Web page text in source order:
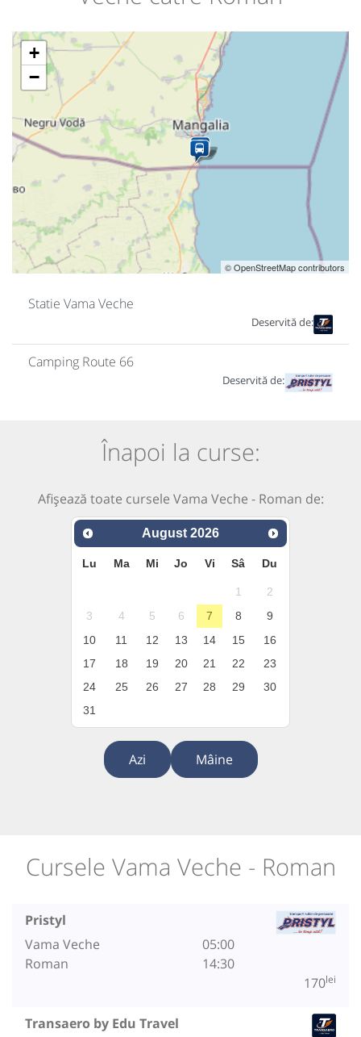
+
−
© OpenStreetMap contributors
Statie Vama Veche
Deservită de:
Camping Route 66
Deservită de:
Înapoi la curse:
Afișează toate cursele Vama Veche - Roman de:
August 2026
Lu Ma Mi Jo Vi Sâ Du
1
2
3
4 5 6 7 8
9
10
11 12 13 14 15
16
17
18 19 20 21 22
23
24
25 26 27 28 29
30
31
Azi Mâine
Cursele Vama Veche - Roman
Pristyl
Vama Veche
Roman
05:00
14:30
170lei
Transaero by Edu Travel